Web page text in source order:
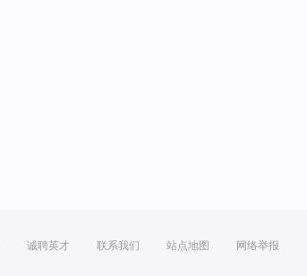
诚聘英才 联系我们 站点地图 网络举报